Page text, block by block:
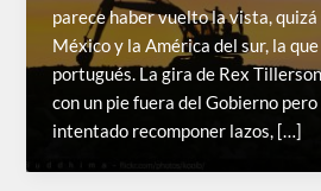
parece haber vuelto la vista, quizá
México y la América del sur, la
portugués. La gira de Rex
con un pie fuera del Gobierno pero
intentado recomponer lazos, […]